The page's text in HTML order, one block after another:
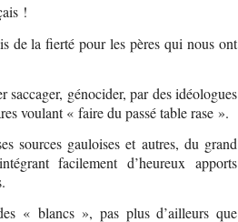
!
de la fierté pour les pères qui nous ont
génocider, par des idéologues
voulant « faire du passé table rase ».
sources gauloises et autres, du grand
facilement d’heureux apports
« blancs », pas plus d’ailleurs que